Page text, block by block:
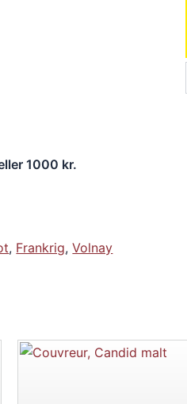
1000 kr.
, Frankrig,Volnay